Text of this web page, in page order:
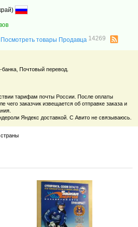
Посмотреть товары Продавца 14269
Почтовый перевод.
тарифам почты России. После оплаты
чего заказчик извещается об отправке заказа и
Яндекс доставкой. С Авито не связываюсь.
страны